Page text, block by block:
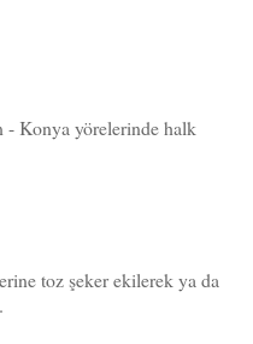
- Konya yörelerinde halk
toz şeker ekilerek ya da